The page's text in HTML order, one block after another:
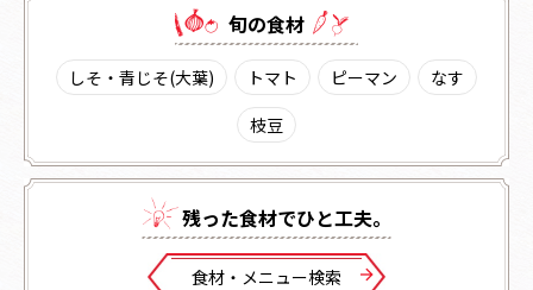
旬の⾷材
しそ・青じそ(大葉) トマト ピーマン
なす
枝豆
残った⾷材でひと⼯夫。
⾷材・メニュー検索